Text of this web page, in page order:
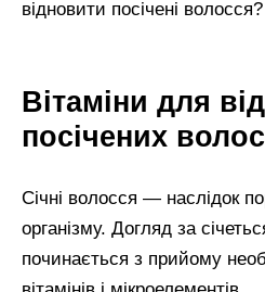
Вітаміни для
посічених
Січні волосся — наслідок
організму. Догляд за
починається з прийому